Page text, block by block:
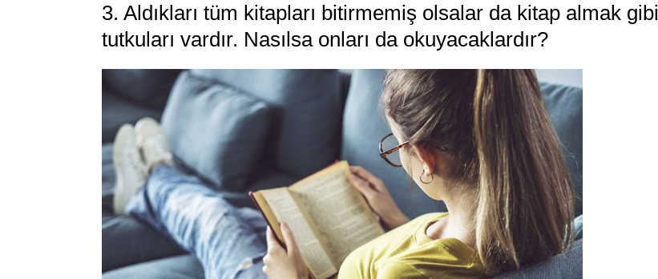
3. Aldıkları tüm kitapları bitirmemiş olsalar da kitap almak gibi
tutkuları vardır. Nasılsa onları da okuyacaklardır?